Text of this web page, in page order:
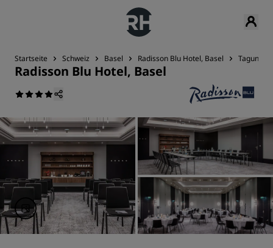
Startseite Schweiz Basel Radisson Blu Hotel, Basel
Radisson Blu Hotel, Basel